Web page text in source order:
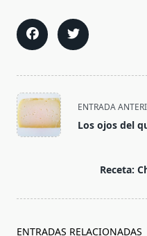
<span
class="nav-
subtitle
ENTRADA
Los ojos del
Receta:
ENTRADAS RELACIONADAS